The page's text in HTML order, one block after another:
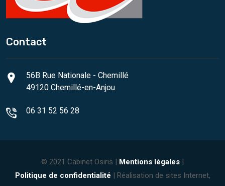
Contact
56B Rue Nationale - Chemillé
49120 Chemillé-en-Anjou
06 31 52 56 28
© 2021 Cabinet Osiris | Mentions légales |
Politique de confidentialité | Réalisation de sites Internet,